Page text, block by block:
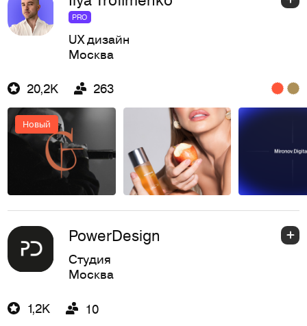
PRO
UX дизайн
Москва
20,2K 263
Новый
PowerDesign
Студия
Москва
1,2K 10